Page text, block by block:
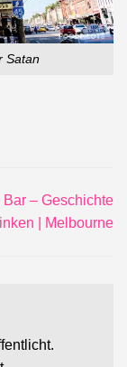
Satan
– Geschichte
| Melbourne